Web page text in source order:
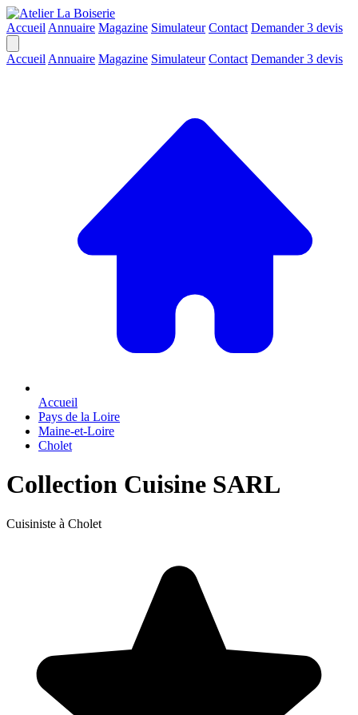
Accueil Annuaire Magazine Simulateur Contact Demander 3 devis
Accueil Annuaire Magazine Simulateur Contact Demander 3 devis
Accueil
Pays de la Loire
Maine-et-Loire
Cholet
Collection Cuisine SARL
Cuisiniste à Cholet